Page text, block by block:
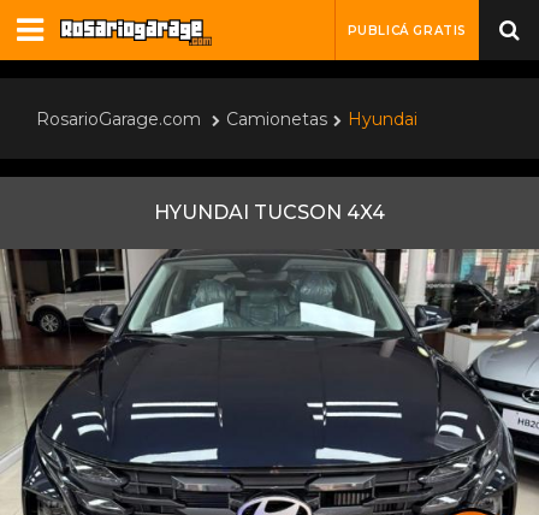
PUBLICÁ GRATIS
RosarioGarage.com Camionetas Hyundai
HYUNDAI TUCSON 4X4